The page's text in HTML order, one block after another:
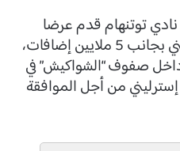
توتنهام قدم عرضا
بقيمة 50 مليون جنيه إسترليني بجانب 5 ملايين إضافات،
صفوف “الشواكيش” في
جنيه إسترليني من أجل الموافقة